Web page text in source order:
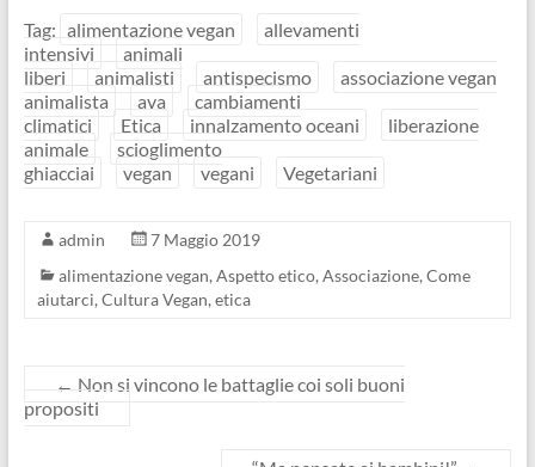
Tag: alimentazione vegan
allevamenti
intensivi
animali
liberi
animalisti antispecismo
associazione vegan
animalista
ava
cambiamenti
climatici
Etica innalzamento oceani
liberazione
animale
scioglimento
ghiacciai
vegan vegani Vegetariani
admin
7 Maggio 2019
alimentazione vegan, Aspetto etico, Associazione, Come
aiutarci, Cultura Vegan, etica
← Non si vincono le battaglie coi soli buoni
propositi